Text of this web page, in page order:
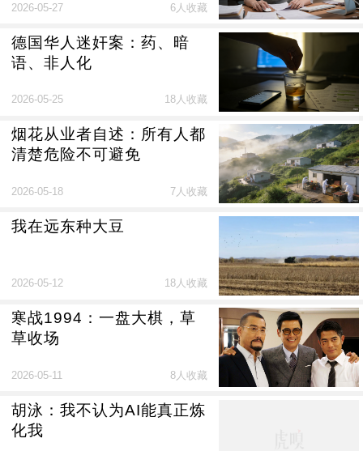
2026-05-27 6人收藏
德国华人迷奸案：药、暗
语、非人化
2026-05-25 18人收藏
烟花从业者自述：所有人都
清楚危险不可避免
2026-05-18 7人收藏
我在远东种大豆
2026-05-12 18人收藏
寒战1994：一盘大棋，草
草收场
2026-05-11 8人收藏
胡泳：我不认为AI能真正炼
化我